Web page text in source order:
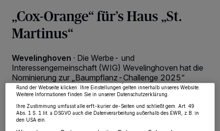
„Cox-Orange“ für’s Haus „St.
Martinus“
Wevelinghoven · Die Werbe- und
Interessengemeinschaft (WIG) Wevelinghoven hat die
Nominierung zur „Baumpflanz-Challenge 2025“
angenommen – einer Aktion, die sich derzeit wie ein
moderner Kettenbrief durch die sozialen Medien zieht.
Wir und unsere218-Partner speichern und greifen auf personenbezogene Daten
wie Browserdaten oder eindeutige Kennungen auf Ihrem Gerät zu. Durch Auswahl
Partner verarbeiten Daten, um Ihnen Dienste bereitzustellen“ aufgeführten
Zwecke. Wenn Tracker deaktiviert sind, sind manche Inhalte und Anzeigen
möglicherweise nicht mehr so relevant für Sie. Sie können dieses Menü jederzeit
wieder aufrufen, um Ihre Einstellungen zu ändern oder Ihre Einwilligung zu
widerrufen, indem Sie auf den Link Einstellungen oder Ablehnen am unteren
Rand der Webseite klicken. Ihre Einstellungen gelten innerhalb unseres Website.
Weitere Informationen finden Sie in unserer Datenschutzerklärung.
Ihre Zustimmung umfasst alle erft-kurier.de-Seiten und schließt gem. Art. 49
Abs. 1 S. 1 lit. a DSGVO auch die Datenverarbeitung außerhalb des EWR, z.B. in
den USA ein.